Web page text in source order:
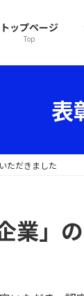
トップページ
Top
表
ただきました
」